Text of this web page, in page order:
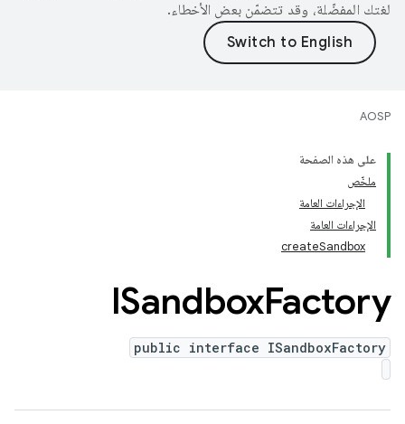
لغتك المفضّلة، وقد تتضمّن بعض الأخطاء.
AOSP
على هذه الصفحة
ملخّص
الإجراءات العامة
الإجراءات العامة
createSandbox
ISandboxFactory
public interface ISandboxFactory